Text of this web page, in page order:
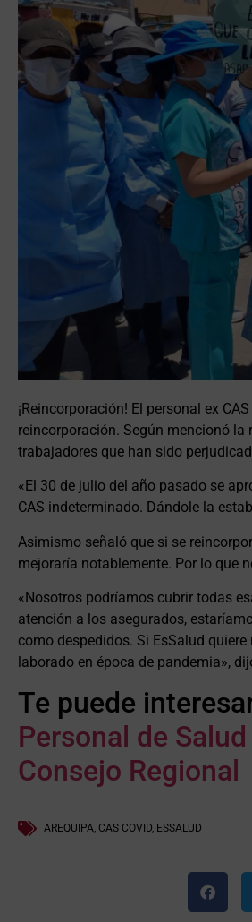
¡Reincorporación! El personal ex
reincorporación. Según mencionó la
trabajadores que han sido
«El 30 de julio del año pasado se
CAS indeterminado. Dándole la
Asimismo señaló que si se
mejoraría notablemente. Por lo que
«Nosotros podríamos cubrir todas
atención a los asegurados,
como despedidos. Si EsSalud
laborado en época de pandemia»,
Te puede
Personal de
Consejo Regional
AREQUIPA, CAS COVID, ESSALUD